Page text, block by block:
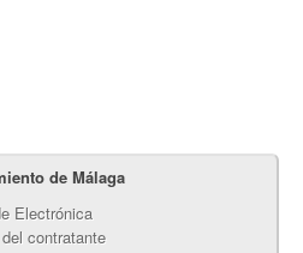
de Málaga
Electrónica
contratante